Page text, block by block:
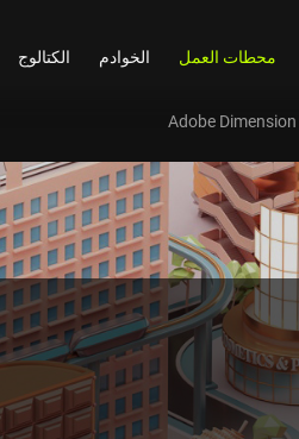
محطات العمل الخوادم الكتالوج
Adobe Dimension